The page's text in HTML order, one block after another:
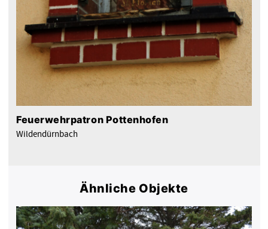
Feuerwehrpatron Pottenhofen
Wildendürnbach
Ähnliche Objekte